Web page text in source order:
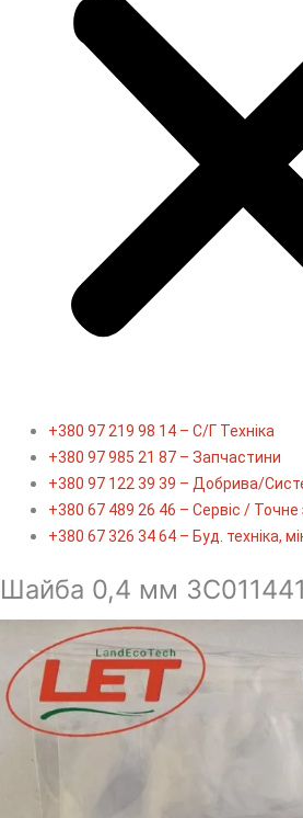
+380 97 219 98 14 – С/Г Техніка
+380 97 985 21 87 – Запчастини
+380 97 122 39 39 – Добрива/
+380 67 489 26 46 – Сервіс /
+380 67 326 34 64 – Буд. техніка,
Шайба 0,4 мм